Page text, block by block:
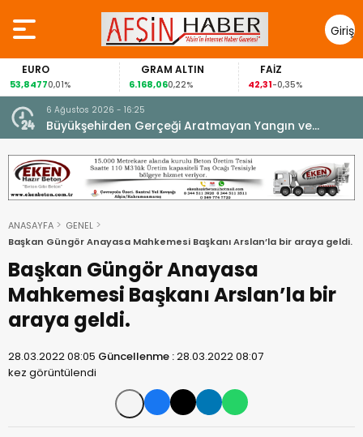
Giriş
Yap
0,01%
GRAM ALTIN
6.168,060,22%
FAİZ
42,31-0,35%
6 Ağustos 2026 - 16:25
Büyükşehirden Gerçeği Aratmayan Yangın ve
Kurtarma Tatbikatı.
ANASAYFA
GENEL
Başkan Güngör Anayasa Mahkemesi Başkanı Arslan’la bir araya geldi.
Başkan Güngör Anayasa
Mahkemesi Başkanı Arslan’la bir
araya geldi.
28.03.2022 08:05 Güncellenme :28.03.2022 08:07
kez görüntülendi